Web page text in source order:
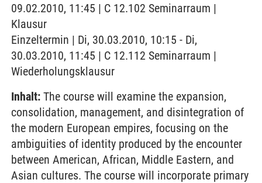
09.02.2010, 11:45 | C 12.102 Seminarraum |
Klausur
Einzeltermin | Di, 30.03.2010, 10:15 - Di,
30.03.2010, 11:45 | C 12.112 Seminarraum |
Wiederholungsklausur
Inhalt: The course will examine the expansion,
consolidation, management, and disintegration of
the modern European empires, focusing on the
ambiguities of identity produced by the encounter
between American, African, Middle Eastern, and
Asian cultures. The course will incorporate primary